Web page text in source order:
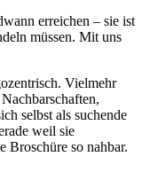
erreichen – sie ist
müssen. Mit uns
Vielmehr
selbst als suchende
weil sie
Broschüre so nahbar.